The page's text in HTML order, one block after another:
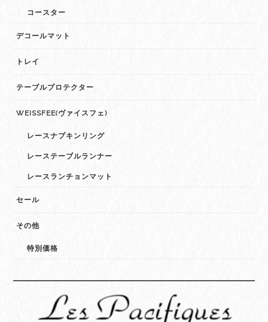
コースター
デコールマット
トレイ
テーブルプロテクター
WEISSFEE(ヴァイスフェ)
レースナプキンリング
レーステーブルランナー
レースランチョンマット
セール
その他
特別価格